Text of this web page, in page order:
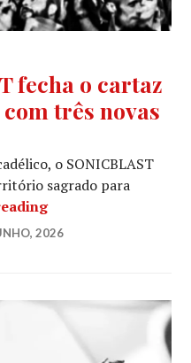
fecha o cartaz
três novas
o SONICBLAST
sagrado para
SONICBLAST FEST
2026